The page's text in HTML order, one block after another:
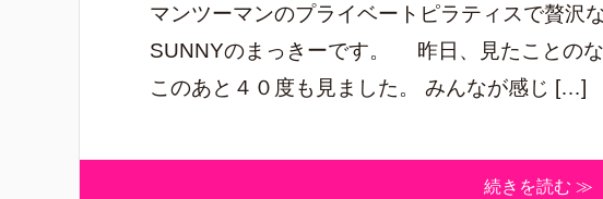
マンツーマンのプライベートピラティスで贅沢
SUNNYのまっきーです。 昨日、見たことの
このあと４０度も見ました。 みんなが感じ […]
続きを読む ≫